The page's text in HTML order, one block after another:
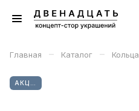
Главная – Каталог – Кольца